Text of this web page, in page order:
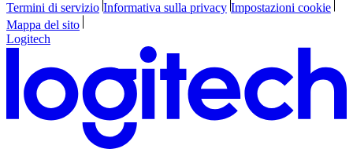
Termini di servizio Informativa sulla privacy Impostazioni cookie
Mappa del sito
Logitech